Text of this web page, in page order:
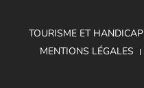
TOURISME ET HANDICAP
MENTIONS LÉGALES